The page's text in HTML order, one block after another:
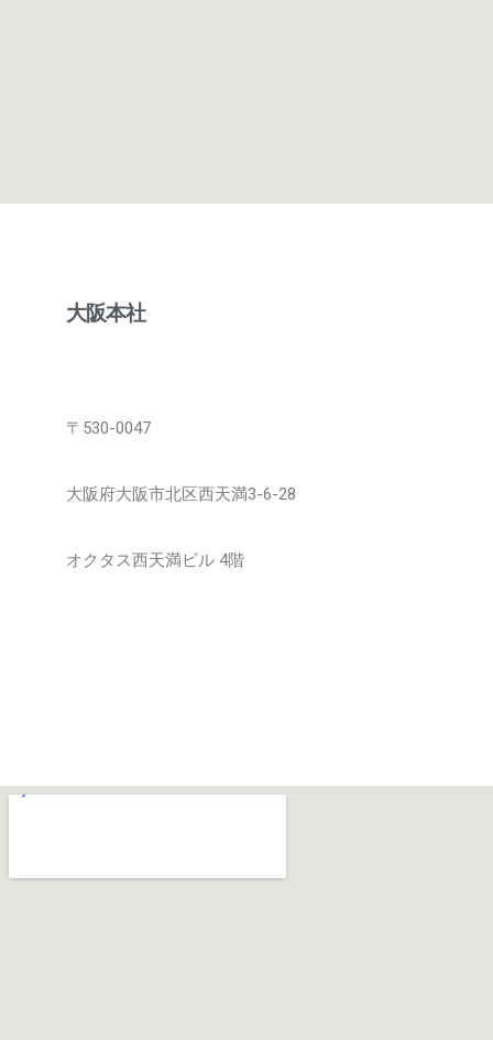
大阪本社
〒530-0047
大阪府大阪市北区西天満3-6-28
オクタス西天満ビル 4階